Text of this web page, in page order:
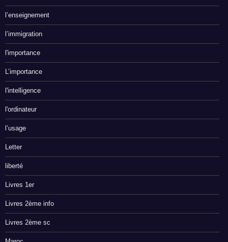
l’enseignement
l’immigration
l'importance
L’importance
l'intelligence
l'ordinateur
l’usage
Letter
liberté
Livres 1er
Livres 2ème info
Livres 2ème sc